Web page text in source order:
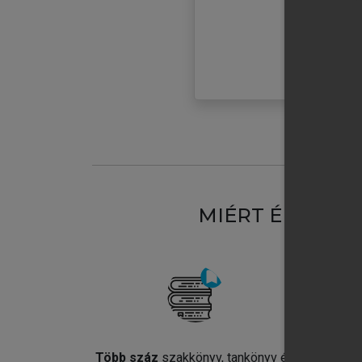
MIÉRT
Több száz szakkönyv, tankönyv és